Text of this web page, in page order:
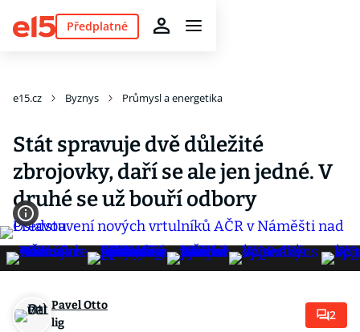
Předplatné
e15.cz Byznys Průmysl a energetika
Stát spravuje dvě důležité
zbrojovky, daří se ale jen jedné. V
druhé se už bouří odbory
Pavel Otto
lig
2